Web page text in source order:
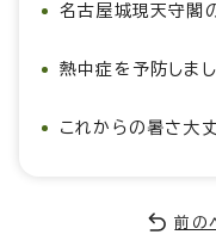
名古屋城現天守閣
熱中症を予防しまし
これからの暑さ大
前の